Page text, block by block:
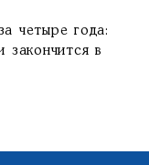
четыре года:
закончится в